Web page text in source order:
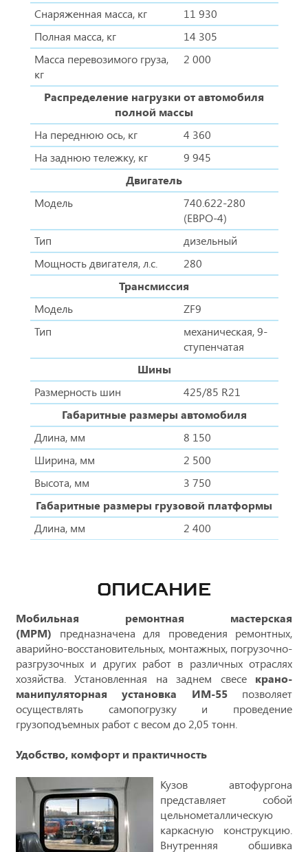
Снаряженная масса, кг
11 930
Полная масса, кг
14 305
Масса перевозимого груза,
кг
2 000
Распределение нагрузки от автомобиля
полной массы
На переднюю ось, кг
4 360
На заднюю тележку, кг
9 945
Двигатель
Модель
740.622-280
(ЕВРО-4)
Тип
дизельный
Мощность двигателя, л.с.
280
Трансмиссия
Модель
ZF9
Тип
механическая, 9-
ступенчатая
Шины
Размерность шин
425/85 R21
Габаритные размеры автомобиля
Длина, мм
8 150
Ширина, мм
2 500
Высота, мм
3 750
Габаритные размеры грузовой платформы
Длина, мм
2 400
ОПИСАНИЕ
Мобильная ремонтная мастерская
(МРМ) предназначена для проведения ремонтных,
аварийно-восстановительных, монтажных, погрузочно-
разгрузочных и других работ в различных отраслях
хозяйства. Установленная на заднем свесе крано-
манипуляторная установка ИМ-55позволяет
осуществлять самопогрузку и проведение
грузоподъемных работ с весом до 2,05 тонн.
Удобство, комфорт и практичность
Кузов автофургона
представляет собой
цельнометаллическую
каркасную конструкцию.
Внутренняя обшивка